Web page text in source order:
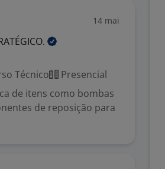
14 mai
Técnico
Presencial
de itens como bombas
de reposição para